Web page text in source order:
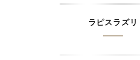
ラピスラズリ